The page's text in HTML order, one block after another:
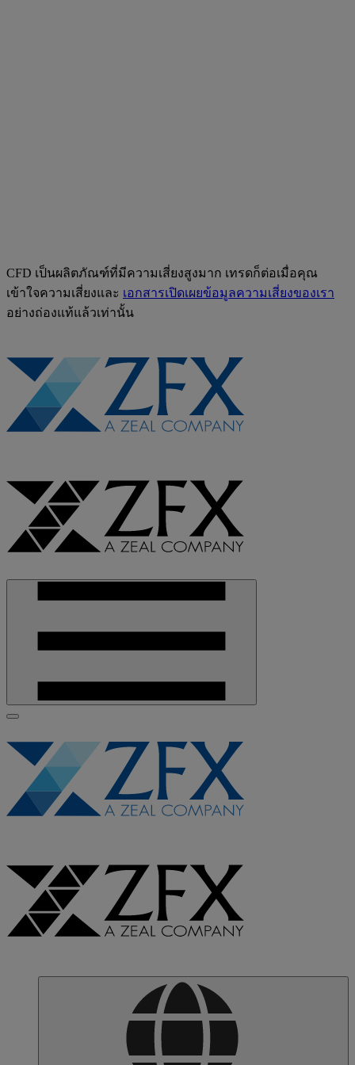
CFD เป็นผลิตภัณฑ์ที่มีความเสี่ยงสูงมาก เทรดก็ต่อเมื่อคุณ
เข้าใจความเสี่ยงและ เอกสารเปิดเผยข้อมูลความเสี่ยงของเรา
อย่างถ่องแท้แล้วเท่านั้น